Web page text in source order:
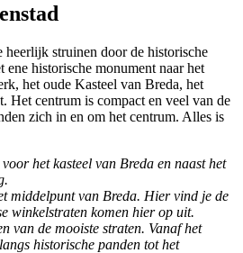
heerlijk struinen door de historische
ene historische monument naar het
het oude Kasteel van Breda, het
Het centrum is compact en veel van de
zich in en om het centrum. Alles is
het kasteel van Breda en naast het
middelpunt van Breda. Hier vind je de
winkelstraten komen hier op uit.
van de mooiste straten. Vanaf het
historische panden tot het